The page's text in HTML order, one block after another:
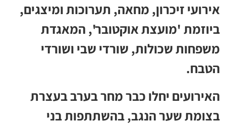
אירועי זיכרון, מחאה, תערוכות ומיצגים,
ביוזמת 'מועצת אוקטובר', המאגדת
משפחות שכולות, שורדי שבי ושורדי
הטבח.
האירועים יחלו כבר מחר בערב בעצרת
בצומת שער הנגב, בהשתתפות בני